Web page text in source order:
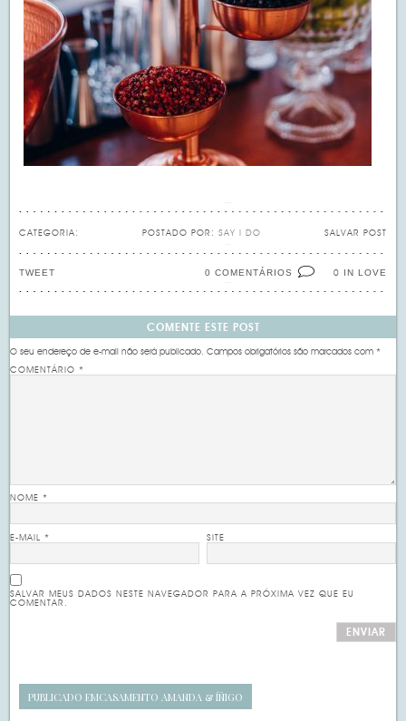
CATEGORIA: SALVAR POST
POSTADO POR: SAY I DO
0 IN LOVE
0 COMENTÁRIOS
TWEET
COMENTE ESTE POST
O seu endereço de e-mail não será publicado. Campos obrigatórios são marcados com*
COMENTÁRIO*
NOME*
E-MAIL* SITE
SALVAR MEUS DADOS NESTE NAVEGADOR PARA A PRÓXIMA VEZ QUE EU
COMENTAR.
PUBLICADO EMCASAMENTO AMANDA & ÍÑIGO